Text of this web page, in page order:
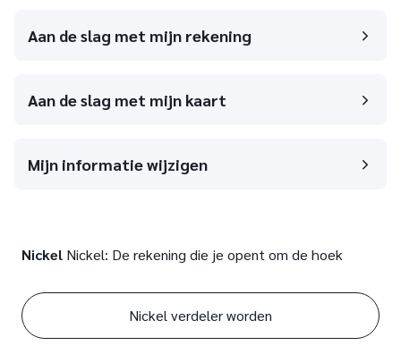
Aan de slag met mijn rekening
Aan de slag met mijn kaart
Mijn informatie wijzigen
Nickel Nickel: De rekening die je opent om de hoek
Nickel verdeler worden